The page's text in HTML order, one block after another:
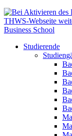
Business School
Studierende